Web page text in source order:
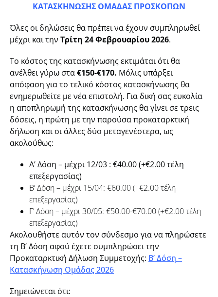
ΚΑΤΑΣΚΗΝΩΣΗΣ ΟΜΑΔΑΣ ΠΡΟΣΚΟΠΩΝ
Όλες οι δηλώσεις θα πρέπει να έχουν συμπληρωθεί
μέχρι και την Τρίτη 24 Φεβρουαρίου 2026.
Το κόστος της κατασκήνωσης εκτιμάται ότι θα
ανέλθει γύρω στα€150-€170. Μόλις υπάρξει
απόφαση για το τελικό κόστος κατασκήνωσης θα
ενημερωθείτε με νέα επιστολή. Για δική σας ευκολία
η αποπληρωμή της κατασκήνωσης θα γίνει σε τρεις
δόσεις, η πρώτη με την παρούσα προκαταρκτική
δήλωση και οι άλλες δύο μεταγενέστερα, ως
ακολούθως:
Α’ Δόση – μέχρι 12/03 : €40.00 (+€2.00 τέλη
επεξεργασίας)
Β’ Δόση – μέχρι 15/04: €60.00 (+€2.00 τέλη
επεξεργασίας)
Γ’ Δόση – μέχρι 30/05: €50.00-€70.00 (+€2.00 τέλη
επεξεργασίας)
Ακολουθήστε αυτόν τον σύνδεσμο για να πληρώσετε
τη Β’ Δόση αφού έχετε συμπληρώσει την
Προκαταρκτική Δήλωση Συμμετοχής: Β’ Δόση –
Κατασκήνωση Ομάδας 2026
Σημειώνεται ότι: